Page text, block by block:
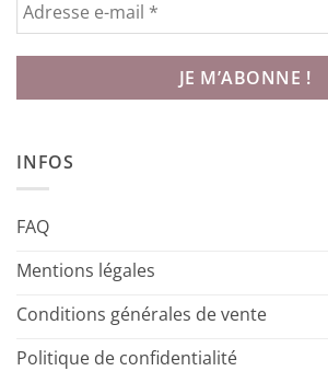
INFOS
FAQ
Mentions légales
Conditions générales de vente
Politique de confidentialité